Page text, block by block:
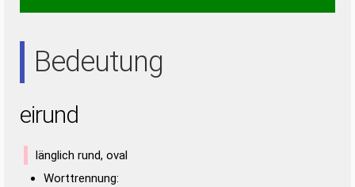
REIN RIED RIND RUDI RUIN RUNE UREN URIN URNE
IRE NDR NEU NID NIE NUR
Bedeutung
eirund
länglich rund, oval
Worttrennung: